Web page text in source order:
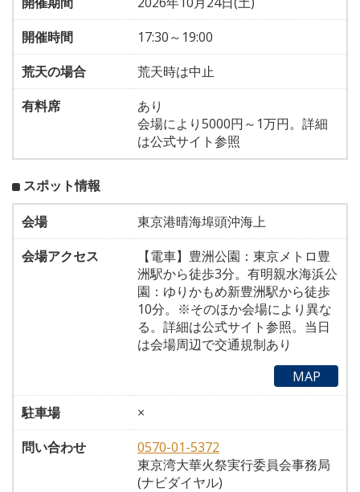
開催時間
17:30～19:00
荒天の場合
荒天時は中止
有料席
あり
会場により5000円～1万円。詳細
は公式サイト参照
スポット情報
会場
東京港晴海埠頭沖海上
会場アクセス
【電車】豊洲公園：東京メトロ豊
洲駅から徒歩3分。有明親水海浜公
園：ゆりかもめ新豊洲駅から徒歩
10分。※そのほか会場により異な
る。詳細は公式サイト参照。当日
は会場周辺で交通規制あり
MAP
駐車場
×
問い合わせ
0570-01-5372
東京湾大華火祭実行委員会事務局
(ナビダイヤル)